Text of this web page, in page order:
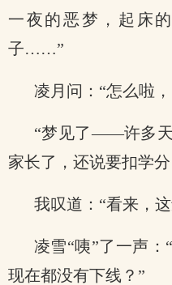
一夜的恶梦，起床
子……”
凌月问：“怎么啦
“梦见了——许多
家长了，还说要扣学
我叹道：“看来，
凌雪“咦”了一声：
现在都没有下线？”